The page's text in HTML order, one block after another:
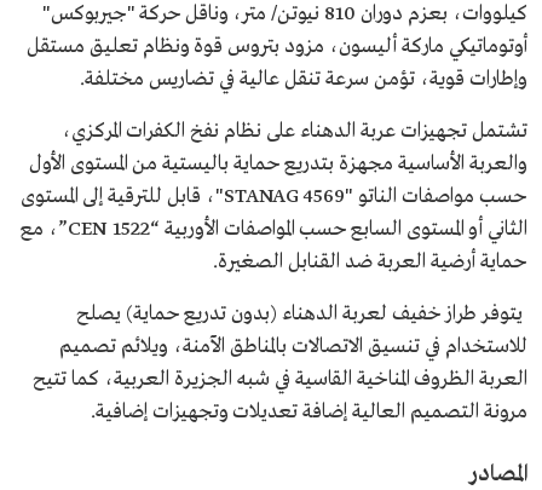
كيلووات، بعزم دوران 810 نيوتن/ متر، وناقل حركة "جيربوكس"
أوتوماتيكي ماركة أليسون، مزود بتروس قوة ونظام تعليق مستقل
وإطارات قوية، تؤمن سرعة تنقل عالية في تضاريس مختلفة.
تشتمل تجهيزات عربة الدهناء على نظام نفخ الكفرات المركزي،
والعربة الأساسية مجهزة بتدريع حماية باليستية من المستوى الأول
حسب مواصفات الناتو "STANAG 4569"، قابل للترقية إلى المستوى
الثاني أو المستوى السابع حسب المواصفات الأوربية “CEN 1522”، مع
حماية أرضية العربة ضد القنابل الصغيرة.
يتوفر طراز خفيف لعربة الدهناء (بدون تدريع حماية) يصلح
للاستخدام في تنسيق الاتصالات بالمناطق الآمنة، ويلائم تصميم
العربة الظروف المناخية القاسية في شبه الجزيرة العربية، كما تتيح
مرونة التصميم العالية إضافة تعديلات وتجهيزات إضافية.
المصادر